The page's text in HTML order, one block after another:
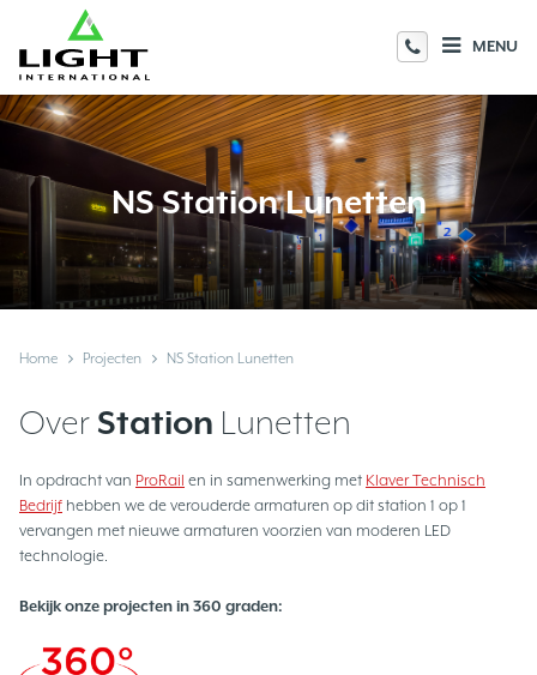
MENU
NS Station Lunetten
Home Projecten NS Station Lunetten
Over Station Lunetten
In opdracht van ProRail en in samenwerking met Klaver Technisch
Bedrijf hebben we de verouderde armaturen op dit station 1 op 1
vervangen met nieuwe armaturen voorzien van moderen LED
technologie.
Bekijk onze projecten in 360 graden: